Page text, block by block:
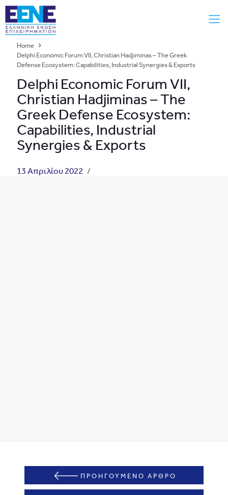
Home
Delphi Economic Forum VIΙ, Christian Hadjiminas – The Greek
Defense Ecosystem: Capabilities, Industrial Synergies & Exports
Delphi Economic Forum VIΙ,
Christian Hadjiminas – The
Greek Defense Ecosystem:
Capabilities, Industrial
Synergies & Exports
13 Απριλίου 2022 /
ΠΡΟΗΓΟΥΜΕΝΟ ΑΡΘΡΟ